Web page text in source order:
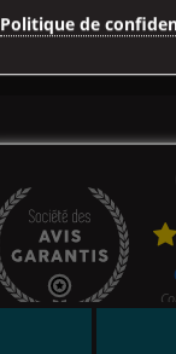
Politique de